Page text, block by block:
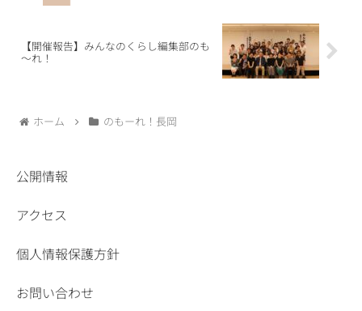
【開催報告】みんなのくらし編集部のも
～れ！
ホーム のもーれ！長岡
公開情報
アクセス
個人情報保護方針
お問い合わせ